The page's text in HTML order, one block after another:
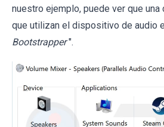
nuestro ejemplo, puede ver que
que utilizan el dispositivo de audio
Bootstrapper ".